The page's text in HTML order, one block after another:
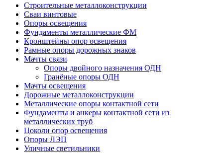
Строительные металлоконструкции
Сваи винтовые
Опоры освещения
Фундаменты металлические ФМ
Кронштейны опор освещения
Рамные опоры дорожных знаков
Мачты связи
Опоры двойного назначения ОДН
Гранёные опоры ОДН
Мачты освещения
Дорожные металлоконструкции
Металлические опоры контактной сети
Фундаменты и анкеры контактной сети из
металлических труб
Цоколи опор освещения
Опоры ЛЭП
Уличные светильники